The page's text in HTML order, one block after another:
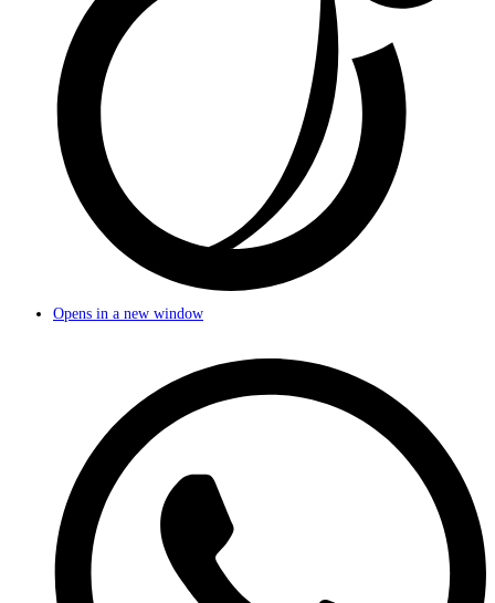
Opens in a new window